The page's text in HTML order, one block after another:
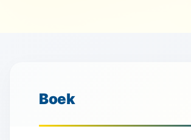
Boek